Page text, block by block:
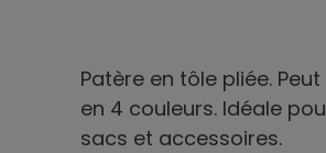
Patère en tôle pliée.
en 4 couleurs. Idéale
sacs et accessoires.